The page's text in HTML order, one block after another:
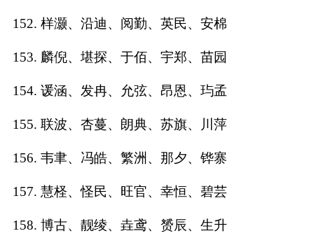
152. 样灏、沿迪、阅勤、英民、安棉
153. 麟倪、堪探、于佰、宇郑、苗园
154. 谖涵、发冉、允弦、昂恩、玙孟
155. 联波、杏蔓、朗典、苏旗、川萍
156. 韦聿、冯皓、繁洲、那夕、铧寨
157. 慧柽、怪民、旺官、幸恒、碧芸
158. 博古、靓绫、垚鸢、赟辰、生升